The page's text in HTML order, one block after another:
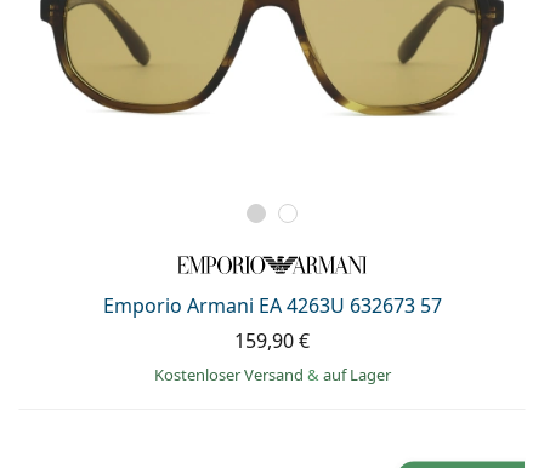
Emporio Armani EA 4263U 632673 57
159,90 €
Kostenloser Versand & auf Lager